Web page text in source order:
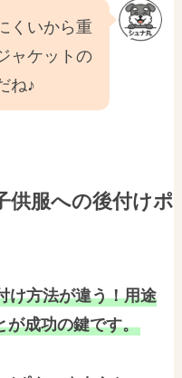
くいから重
ャケットの
ね♪
供服への後付けポ
け方法が違う！用途
が成功の鍵です。